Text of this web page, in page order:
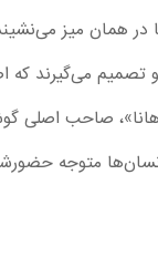
میز
می‌گیرند که
صاحب اصلی
متوجه